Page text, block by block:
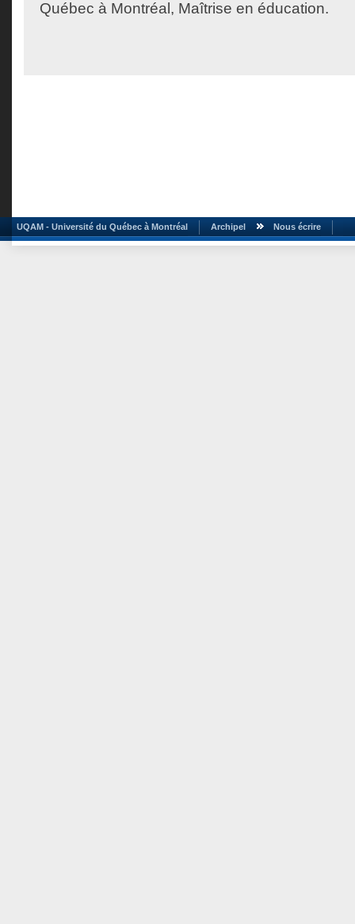
Québec à Montréal, Maîtrise en éducation.
UQAM - Université du Québec à Montréal Archipel Nous écrire